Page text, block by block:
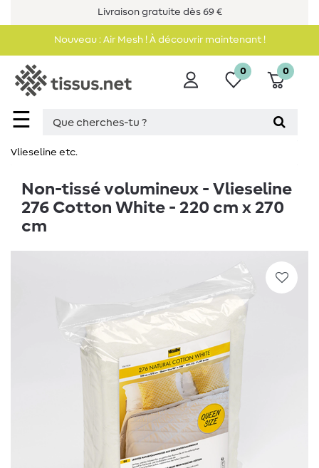
Livraison gratuite dès 69 €
Nouveau : Air Mesh ! À découvrir maintenant !
☰
0 0
Vlieseline etc.
Non-tissé volumineux - Vlieseline
276 Cotton White - 220 cm x 270
cm